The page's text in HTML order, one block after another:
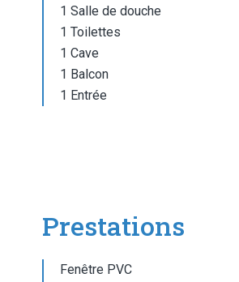
1 Salle de douche
1 Toilettes
1 Cave
1 Balcon
1 Entrée
Prestations
Fenêtre PVC